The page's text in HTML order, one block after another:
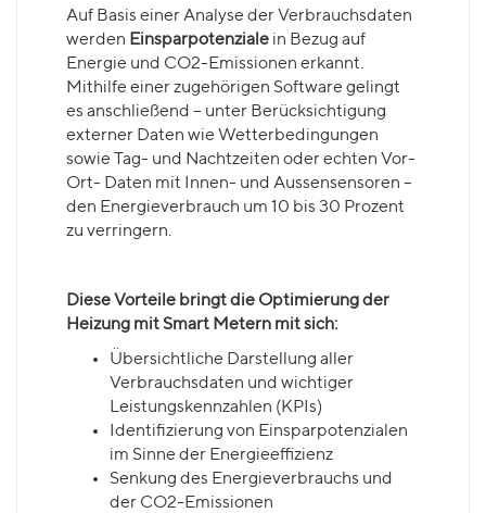
Auf Basis einer Analyse der Verbrauchsdaten
werden Einsparpotenziale in Bezug auf
Energie und CO2-Emissionen erkannt.
Mithilfe einer zugehörigen Software gelingt
es anschließend – unter Berücksichtigung
externer Daten wie Wetterbedingungen
sowie Tag- und Nachtzeiten oder echten Vor-
Ort- Daten mit Innen- und Aussensensoren –
den Energieverbrauch um 10 bis 30 Prozent
zu verringern.
Diese Vorteile bringt die Optimierung der
Heizung mit Smart Metern mit sich:
Übersichtliche Darstellung aller
Verbrauchsdaten und wichtiger
Leistungskennzahlen (KPIs)
Identifizierung von Einsparpotenzialen
im Sinne der Energieeffizienz
Senkung des Energieverbrauchs und
der CO2-Emissionen